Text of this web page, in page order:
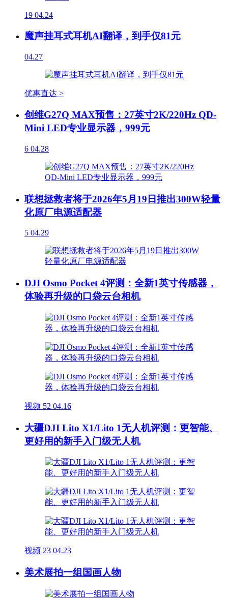
19 04.24
魔声挂耳式耳机AI翻译，到手仅81元
04.27
优惠直达 >
创维G27Q MAX预售：27英寸2K/220Hz QD-
Mini LED专业显示器，999元
6 04.28
联想拯救者将于2026年5月19日推出300W轻量
化原厂电源适配器
5 04.29
DJI Osmo Pocket 4评测：全新1英寸传感器，
体验再升级的口袋云台相机
视频 52 04.16
大疆DJI Lito X1/Lito 1无人机评测：更智能、
更好用的新手入门级无人机
视频 23 04.23
美术展拍一组国画人物